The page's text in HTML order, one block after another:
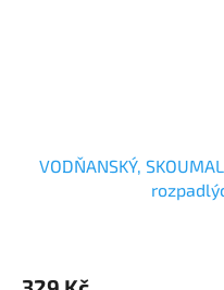
VODŇANSKÝ,